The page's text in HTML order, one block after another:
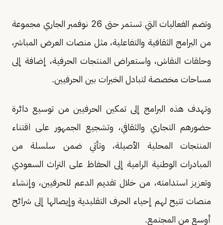
وتضم الفعاليات التي تستمر حتى 26 نوفمبر الجاري مجموعة
من البرامج الثقافية والتفاعلية، مثل منصات العرض المباشر،
وحلقات النقاش، واستعراض المنتجات الحرفية، إضافة إلى
مساحات مخصصة لتبادل الخبرات بين الحرفيين.
وتهدف هذه البرامج إلى تمكين الحرفيين من توسيع دائرة
حضورهم التجاري والثقافي، وتشجيع الجمهور على اقتناء
المنتجات المحلية الأصيلة، وتأتي ضمن سلسلة من
المبادرات الوطنية الرامية إلى الحفاظ على التراث السعودي
وتعزيز استدامته، من خلال تقديم الدعم للحرفيين، وإنشاء
منصات تتيح لهم إحياء الحرف التقليدية وإيصالها إلى شرائح
أوسع من المجتمع.